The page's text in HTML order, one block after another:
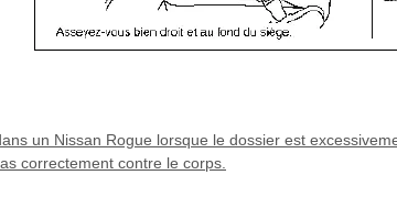
un Nissan Rogue lorsque le dossier est
correctement contre le corps.